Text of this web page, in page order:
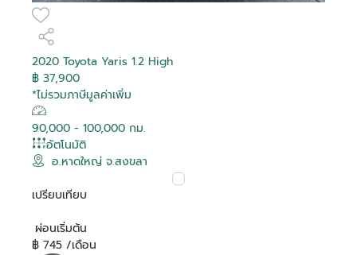
2020 Toyota Yaris 1.2 High
฿ 37,900
*ไม่รวมภาษีมูลค่าเพิ่ม
90,000 - 100,000 กม.
อัตโนมัติ
อ.หาดใหญ่ จ.สงขลา
เปรียบเทียบ
ผ่อนเริ่มต้น
฿ 745 /เดือน